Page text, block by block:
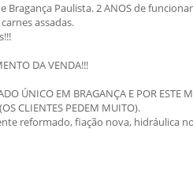
Paulista. 2 ANOS de
assadas.
DA VENDA!!!
ÚNICO EM BRAGANÇA E POR ESTE
CLIENTES PEDEM MUITO).
reformado, fiação nova, hidráulica